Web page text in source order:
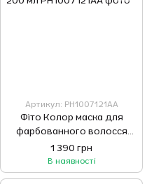
Артикул: PH1007121AA
Фіто Колор маска для
фарбованного волосся
Phyto Color Extend Mask,
200 мл
1 390 грн
В наявності